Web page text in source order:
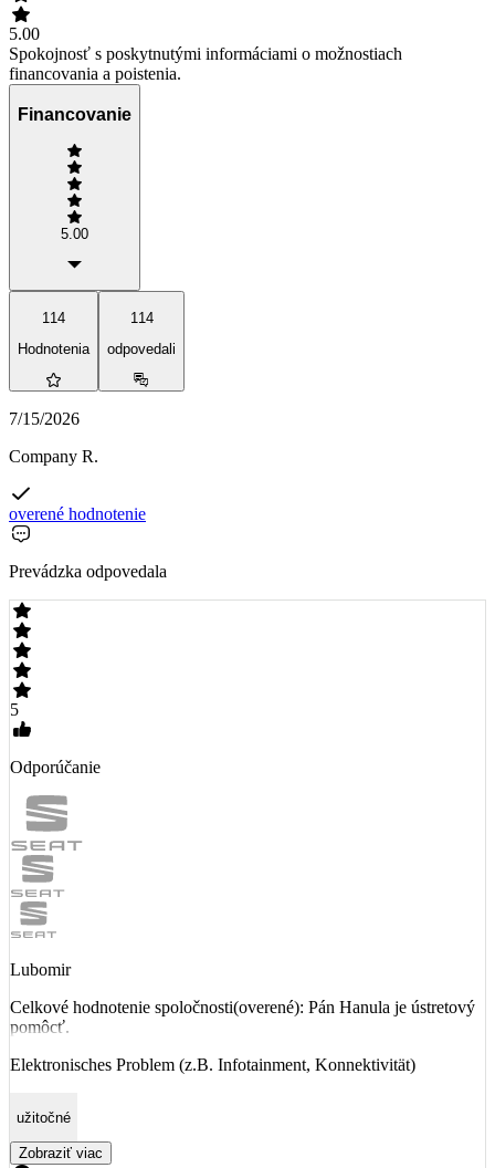
5.00
Spokojnosť s poskytnutými informáciami o možnostiach
financovania a poistenia.
Financovanie
5.00
114
Hodnotenia
114
odpovedali
7/15/2026
Company R.
overené hodnotenie
Prevádzka odpovedala
5
Odporúčanie
Lubomir
Celkové hodnotenie spoločnosti(overené): Pán Hanula je ústretový
pomôcť.
Elektronisches Problem (z.B. Infotainment, Konnektivität)
užitočné
Zobraziť viac